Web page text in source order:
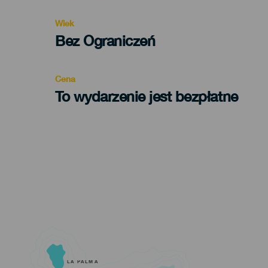
Wiek
Edad
Recomendada
Bez Ograniczeń
Cena
To wydarzenie jest bezpłatne
LA PALMA